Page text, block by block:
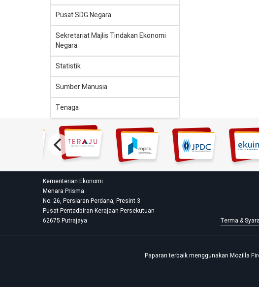
Pusat SDG Negara
Sekretariat Majlis Tindakan Ekonomi
Negara
Statistik
Sumber Manusia
Tenaga
Kementerian Ekonomi
Menara Prisma
No. 26, Persiaran Perdana, Presint 3
Pusat Pentadbiran Kerajaan Persekutuan
62675 Putrajaya
Terma &
Paparan terbaik menggunakan Mozilla